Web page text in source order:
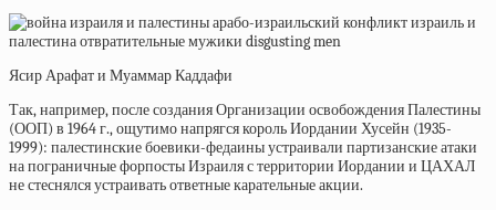
Ясир Арафат и Муаммар Каддафи
Так, например, после создания Организации освобождения Палестины
(ООП) в 1964 г., ощутимо напрягся король Иордании Хусейн (1935-
1999): палестинские боевики-федаины устраивали партизанские атаки
на пограничные форпосты Израиля с территории Иордании и ЦАХАЛ
не стеснялся устраивать ответные карательные акции.